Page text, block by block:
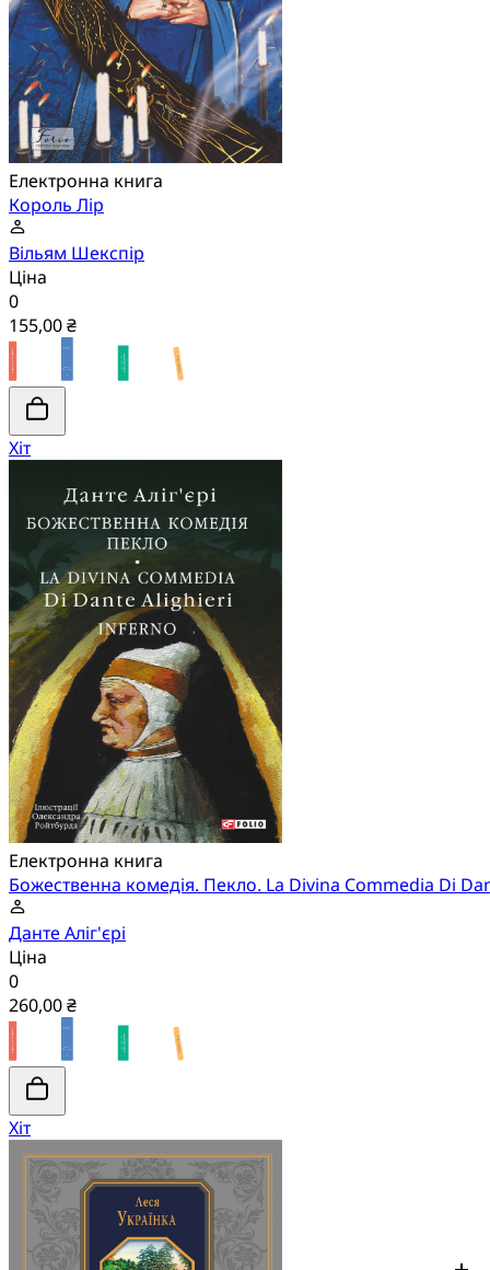
Електронна книга
Король Лір
Вільям Шекспір
Ціна
0
155,00 ₴
Хіт
Електронна книга
Божественна комедія. Пекло. La Divina Commedia Di
Данте Аліг'єрі
Ціна
0
260,00 ₴
Хіт